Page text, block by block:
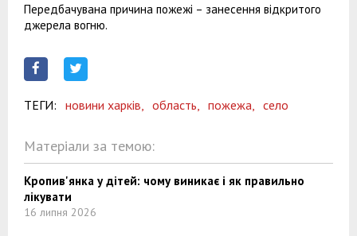
Передбачувана причина пожежі – занесення відкритого
джерела вогню.
ТЕГИ: новини харків, область, пожежа, село
Матеріали за темою:
Кропив'янка у дітей: чому виникає і як правильно
лікувати
16 липня 2026